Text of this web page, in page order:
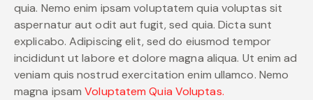
quia. Nemo enim ipsam voluptatem quia voluptas sit
aspernatur aut odit aut fugit, sed quia. Dicta sunt
explicabo. Adipiscing elit, sed do eiusmod tempor
incididunt ut labore et dolore magna aliqua. Ut enim ad
veniam quis nostrud exercitation enim ullamco. Nemo
magna ipsamVoluptatem Quia Voluptas.